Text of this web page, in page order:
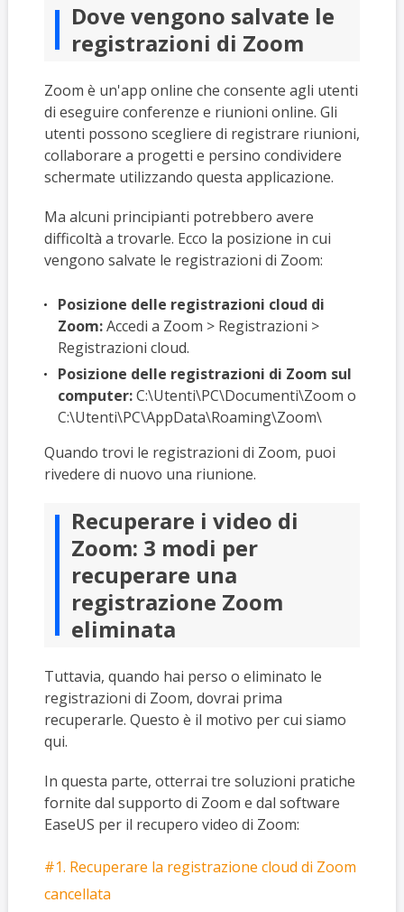
Dove vengono salvate le
registrazioni di Zoom
Zoom è un'app online che consente agli utenti
di eseguire conferenze e riunioni online. Gli
utenti possono scegliere di registrare riunioni,
collaborare a progetti e persino condividere
schermate utilizzando questa applicazione.
Ma alcuni principianti potrebbero avere
difficoltà a trovarle. Ecco la posizione in cui
vengono salvate le registrazioni di Zoom:
Posizione delle registrazioni cloud di
Zoom:Accedi a Zoom > Registrazioni >
Registrazioni cloud.
Posizione delle registrazioni di Zoom sul
computer:C:\Utenti\PC\Documenti\Zoom o
C:\Utenti\PC\AppData\Roaming\Zoom\
Quando trovi le registrazioni di Zoom, puoi
rivedere di nuovo una riunione.
Recuperare i video di
Zoom: 3 modi per
recuperare una
registrazione Zoom
eliminata
Tuttavia, quando hai perso o eliminato le
registrazioni di Zoom, dovrai prima
recuperarle. Questo è il motivo per cui siamo
qui.
In questa parte, otterrai tre soluzioni pratiche
fornite dal supporto di Zoom e dal software
EaseUS per il recupero video di Zoom:
#1. Recuperare la registrazione cloud di Zoom
cancellata